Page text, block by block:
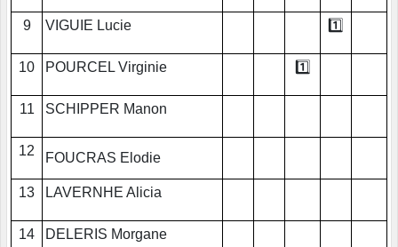
9 VIGUIE Lucie 1️⃣
10 POURCEL Virginie 1️⃣
11 SCHIPPER Manon
12 FOUCRAS Elodie
13 LAVERNHE Alicia
14 DELERIS Morgane